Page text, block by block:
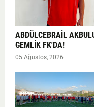
ABDÜLCEBRAİL
GEMLİK FK'DA!
05 Ağustos, 2026